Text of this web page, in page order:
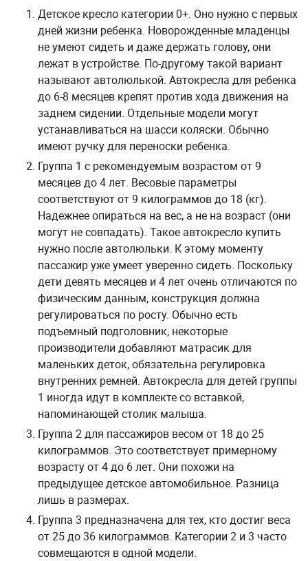
Детское кресло категории 0+. Оно нужно с первых
дней жизни ребенка. Новорожденные младенцы
не умеют сидеть и даже держать голову, они
лежат в устройстве. По-другому такой вариант
называют автолюлькой. Автокресла для ребенка
до 6-8 месяцев крепят против хода движения на
заднем сидении. Отдельные модели могут
устанавливаться на шасси коляски. Обычно
имеют ручку для переноски ребенка.
Группа 1 с рекомендуемым возрастом от 9
месяцев до 4 лет. Весовые параметры
соответствуют от 9 килограммов до 18 (кг).
Надежнее опираться на вес, а не на возраст (они
могут не совпадать). Такое автокресло купить
нужно после автолюльки. К этому моменту
пассажир уже умеет уверенно сидеть. Поскольку
дети девять месяцев и 4 лет очень отличаются по
физическим данным, конструкция должна
регулироваться по росту. Обычно есть
подъемный подголовник, некоторые
производители добавляют матрасик для
маленьких деток, обязательна регулировка
внутренних ремней. Автокресла для детей группы
1 иногда идут в комплекте со вставкой,
напоминающей столик малыша.
Группа 2 для пассажиров весом от 18 до 25
килограммов. Это соответствует примерному
возрасту от 4 до 6 лет. Они похожи на
предыдущее детское автомобильное. Разница
лишь в размерах.
Группа 3 предназначена для тех, кто достиг веса
от 25 до 36 килограммов. Категории 2 и 3 часто
совмещаются в одной модели.